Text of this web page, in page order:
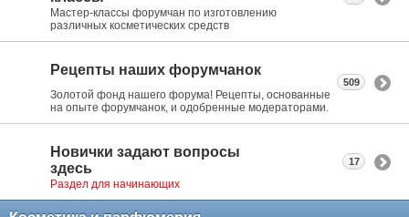
Мастер-классы форумчан по изготовлению
различных косметических средств
Рецепты наших форумчанок
Золотой фонд нашего форума! Рецепты, основанные
на опыте форумчанок, и одобренные модераторами.
509
Новички задают вопросы
здесь
Раздел для начинающих
17